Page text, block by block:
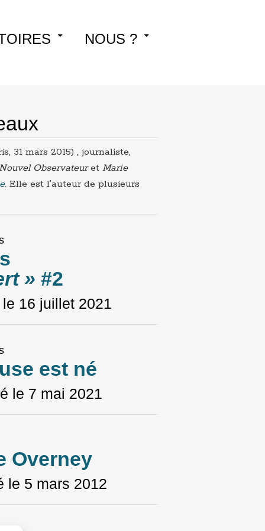
NOUS ?
31 mars 2015) , journaliste,
Observateuret Marie
. Elle est l’auteur de plusieurs
» #2
16 juillet 2021
est né
le 7 mai 2021
Overney
le 5 mars 2012